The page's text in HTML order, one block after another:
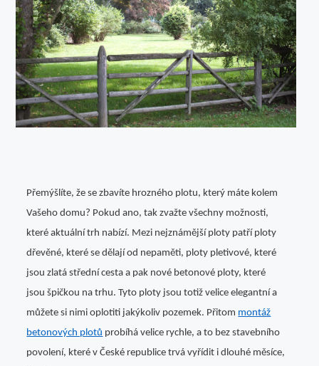
Láska
Móda
Produkty
Společnost
Web
Zvířata
Přemýšlíte, že se zbavíte hrozného plotu, který máte kolem
Vašeho domu? Pokud ano, tak zvažte všechny možnosti,
které aktuální trh nabízí. Mezi nejznámější ploty patří ploty
dřevěné, které se dělají od nepaměti, ploty pletivové, které
jsou zlatá střední cesta a pak nové betonové ploty, které
jsou špičkou na trhu. Tyto ploty jsou totiž velice elegantní a
můžete si nimi oplotiti jakýkoliv pozemek. Přitom montáž
betonových plotů probíhá velice rychle, a to bez stavebního
povolení, které v České republice trvá vyřídit i dlouhé měsíce,